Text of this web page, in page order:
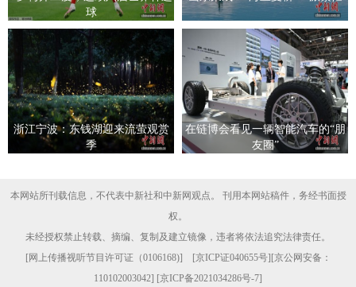
球
浙江宁波：东钱湖迎来流萤观赏
季
在链博会看见一辆智能汽车的“朋
友圈”
本网站所刊载信息，不代表中新社和中新网观点。 刊用本网站稿件，务经书面授
权。
未经授权禁止转载、摘编、复制及建立镜像，违者将依法追究法律责任。
[网上传播视听节目许可证（0106168)] [京ICP证040655号][京公网安备：
110102003042] [京ICP备2021034286号-7]